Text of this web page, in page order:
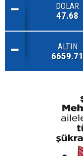
DOLAR
47.68
ALTIN
6659.71